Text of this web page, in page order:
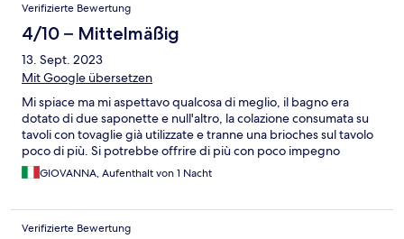
Verifizierte Bewertung
4/10 – Mittelmäßig
13. Sept. 2023
Mit Google übersetzen
Mi spiace ma mi aspettavo qualcosa di meglio, il bagno era
dotato di due saponette e null'altro, la colazione consumata su
tavoli con tovaglie già utilizzate e tranne una brioches sul tavolo
poco di più. Si potrebbe offrire di più con poco impegno
GIOVANNA, Aufenthalt von 1 Nacht
Verifizierte Bewertung